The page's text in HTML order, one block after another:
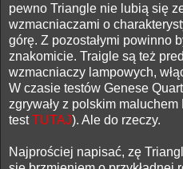
pewno Triangle nie lubią się
wzmacniaczami o
górę. Z pozostałymi powinno
znakomicie. Traigle są też
wzmacniaczy lampowych,
W czasie testów Genese
zgrywały z polskim
testTUTAJ). Ale do rzeczy.
Najprościej napisać, zę